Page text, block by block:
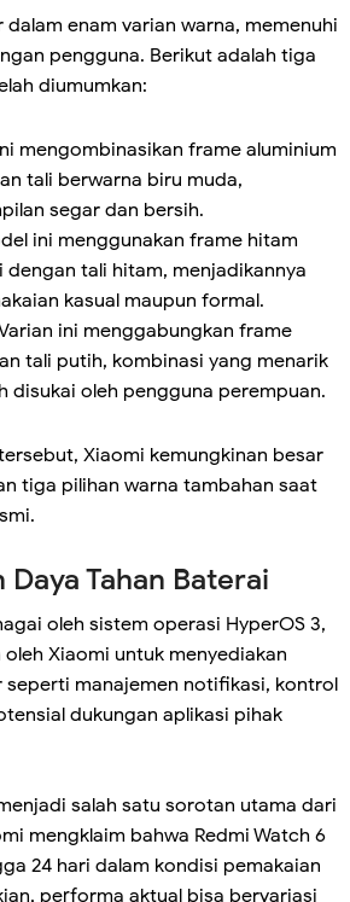
dalam enam varian warna, memenuhi
pengguna. Berikut adalah tiga
diumumkan:
mengombinasikan frame aluminium
tali berwarna biru muda,
segar dan bersih.
ini menggunakan frame hitam
dengan tali hitam, menjadikannya
kasual maupun formal.
ini menggabungkan frame
tali putih, kombinasi yang menarik
disukai oleh pengguna perempuan.
Xiaomi kemungkinan besar
tiga pilihan warna tambahan saat
Tahan Baterai
oleh sistem operasi HyperOS 3,
Xiaomi untuk menyediakan
manajemen notifikasi, kontrol
dukungan aplikasi pihak
salah satu sorotan utama dari
mengklaim bahwa Redmi Watch 6
24 hari dalam kondisi pemakaian
performa aktual bisa bervariasi